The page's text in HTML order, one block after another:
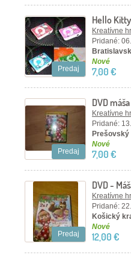
Predaj
Hello
Kreatívne
Pridané:
Nové
7,00 €
Predaj
DVD máša
Kreatívne
Pridané:
Prešovský
Nové
7,00 €
Predaj
DVD -
Kreatívne
Pridané:
Košický
Nové
12,00 €